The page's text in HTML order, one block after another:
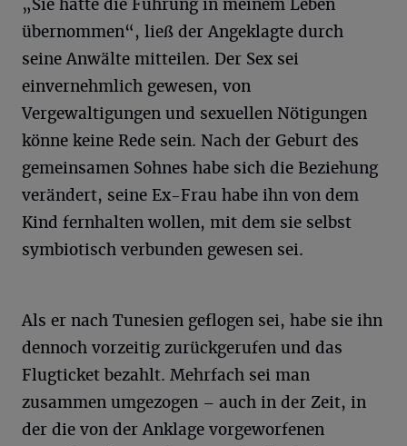
„Sie hatte die Führung in meinem Leben
übernommen“, ließ der Angeklagte durch
seine Anwälte mitteilen. Der Sex sei
einvernehmlich gewesen, von
Vergewaltigungen und sexuellen Nötigungen
könne keine Rede sein. Nach der Geburt des
gemeinsamen Sohnes habe sich die Beziehung
verändert, seine Ex-Frau habe ihn von dem
Kind fernhalten wollen, mit dem sie selbst
symbiotisch verbunden gewesen sei.
Als er nach Tunesien geflogen sei, habe sie ihn
dennoch vorzeitig zurückgerufen und das
Flugticket bezahlt. Mehrfach sei man
zusammen umgezogen – auch in der Zeit, in
der die von der Anklage vorgeworfenen